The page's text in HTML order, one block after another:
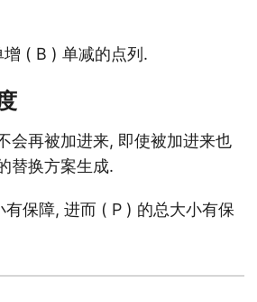
( B ) 单减的点列.
会再被加进来, 即使被加进来也
替换方案生成.
保障, 进而 ( P ) 的总大小有保